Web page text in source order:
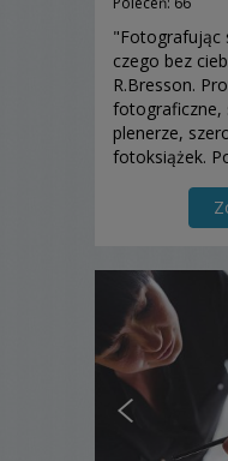
"Fotografując
czego bez
R.Bresson.
fotograficzne,
plenerze,
fotoksiążek.
Działam na
Zapraszam